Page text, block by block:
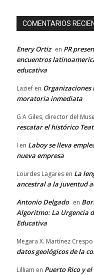
COMENTARIOS
Enery Ortiz en PR
encuentros
educativa
Lazief en Organizaciones
moratoria inmediata
G A Giles, director del
rescatar el histórico
I en Laboy se lleva
nueva empresa
Lourdes Lagares en La
ancestral a la juventud
Antonio Delgado en
Algoritmo: La Urgencia
Educativa
Megara X. Martínez Crespo
datos geológicos de la
Lilliam en Puerto Rico y